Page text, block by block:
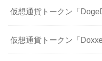
仮想通貨トークン「
仮想通貨トークン「